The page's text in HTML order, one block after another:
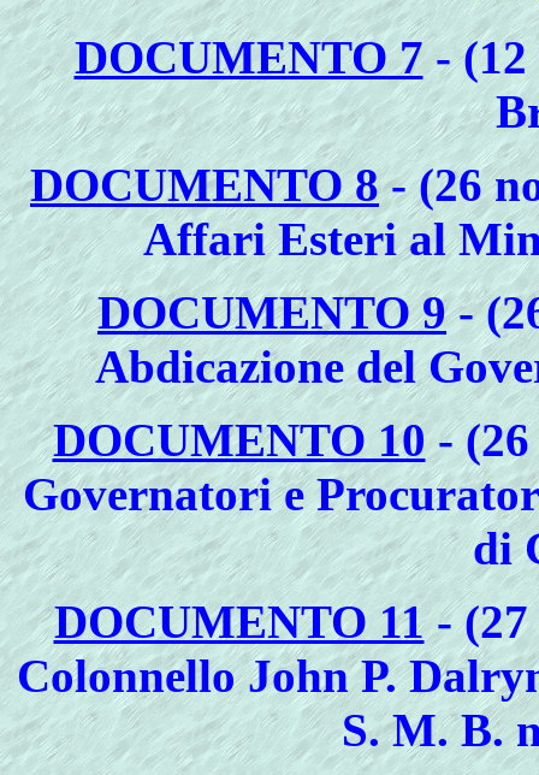
DOCUMENTO 7- (12
DOCUMENTO 8- (26
Affari Esteri al
DOCUMENTO 9-
Abdicazione del
DOCUMENTO 10- (26
Governatori e
di
DOCUMENTO 11- (27
Colonnello John P.
S. M. B.